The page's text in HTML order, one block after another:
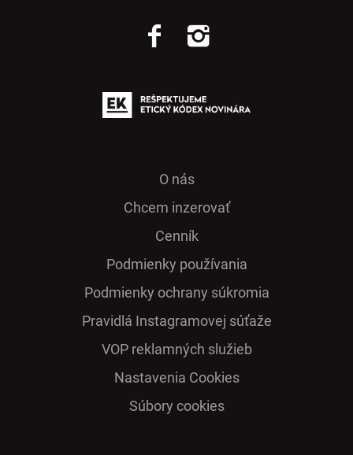
O nás
Chcem inzerovať
Cenník
Podmienky používania
Podmienky ochrany súkromia
Pra­vidlá Ins­ta­gra­mo­vej sú­ťaže
VOP reklamných služieb
Nastavenia Cookies
Súbory cookies